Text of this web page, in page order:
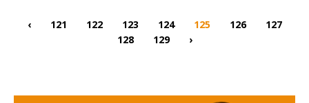
‹ 121 122 123 124 125 126
127
128
129 ›